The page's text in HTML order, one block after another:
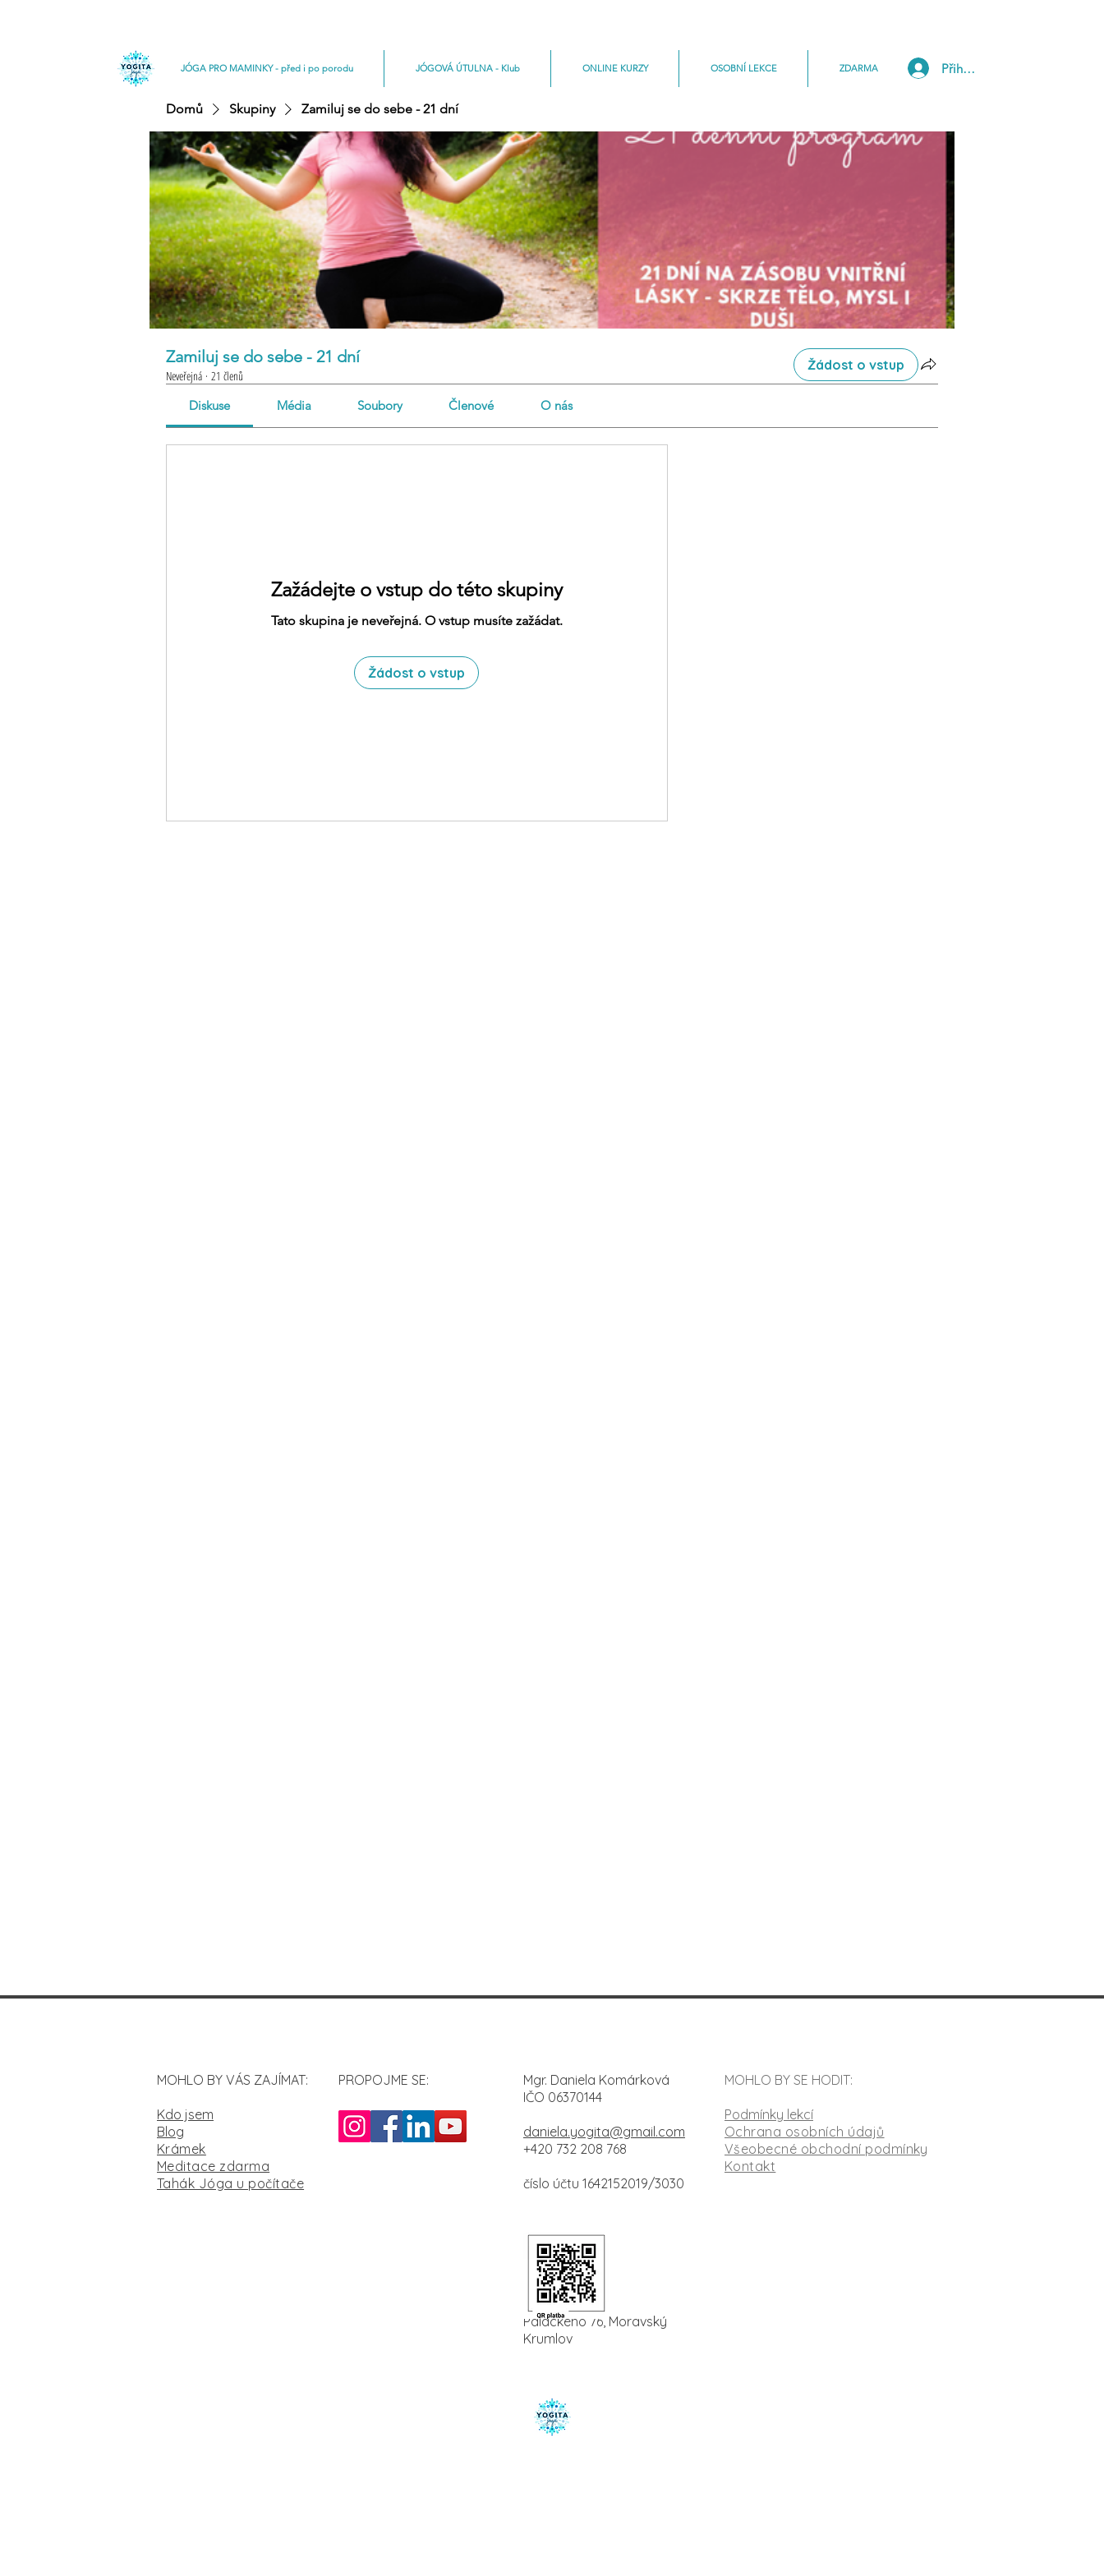
JÓGA PRO MAMINKY - před i po porodu JÓGOVÁ ÚTULNA - Klub ONLINE KURZY OSOBNÍ LEKCE ZDARMA Přihlásit
Domů Skupiny Zamiluj se do sebe - 21 dní
Zamiluj se do sebe - 21 dní
Neveřejná · 21 členů
Žádost o vstup
Diskuse Média Soubory Členové O nás
Zažádejte o vstup do této skupiny
Tato skupina je neveřejná. O vstup musíte zažádat.
Žádost o vstup
MOHLO BY VÁS ZAJÍMAT:
Kdo jsem
Blog
Krámek
Meditace zdarma
Tahák Jóga u počítače
PROPOJME SE:
Mgr. Daniela Komárková
IČO 06370144
daniela.yogita@gmail.com
+420 732 208 768
číslo účtu 1642152019/3030
Palackého 76, Moravský
Krumlov
MOHLO BY SE HODIT:
Podmínky lekcí
Ochrana osobních údajů
Všeobecné obchodní podmínky
Kontakt